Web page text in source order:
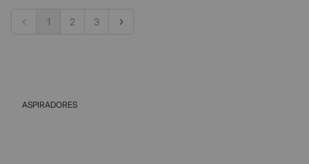
1 2 3
ASPIRADORES